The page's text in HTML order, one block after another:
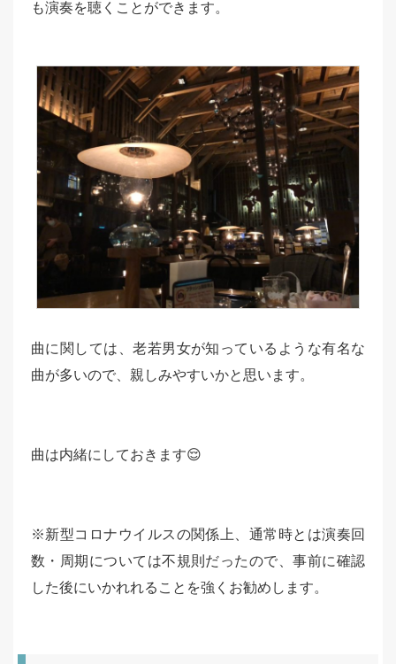
も演奏を聴くことができます。
曲に関しては、老若男女が知っているような有名な
曲が多いので、親しみやすいかと思います。
曲は内緒にしておきます😌
※新型コロナウイルスの関係上、通常時とは演奏回
数・周期については不規則だったので、事前に確認
した後にいかれれることを強くお勧めします。